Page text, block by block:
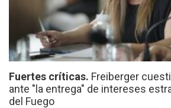
Fuertes críticas. Freiberger
ante "la entrega" de intereses
del Fuego